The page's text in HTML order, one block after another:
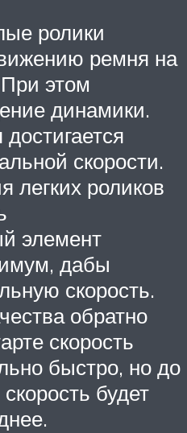
ролики
ремня на
этом
динамики.
скорости.
легких роликов
элемент
дабы
скорость.
обратно
скорость
быстро, но до
будет